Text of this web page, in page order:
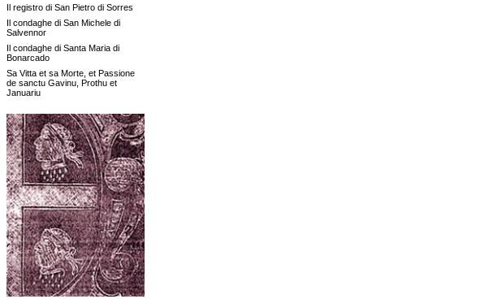
Il registro di San Pietro di Sorres
Il condaghe di San Michele di
Salvennor
Il condaghe di Santa Maria di
Bonarcado
Sa Vitta et sa Morte, et Passione
de sanctu Gavinu, Prothu et
Januariu